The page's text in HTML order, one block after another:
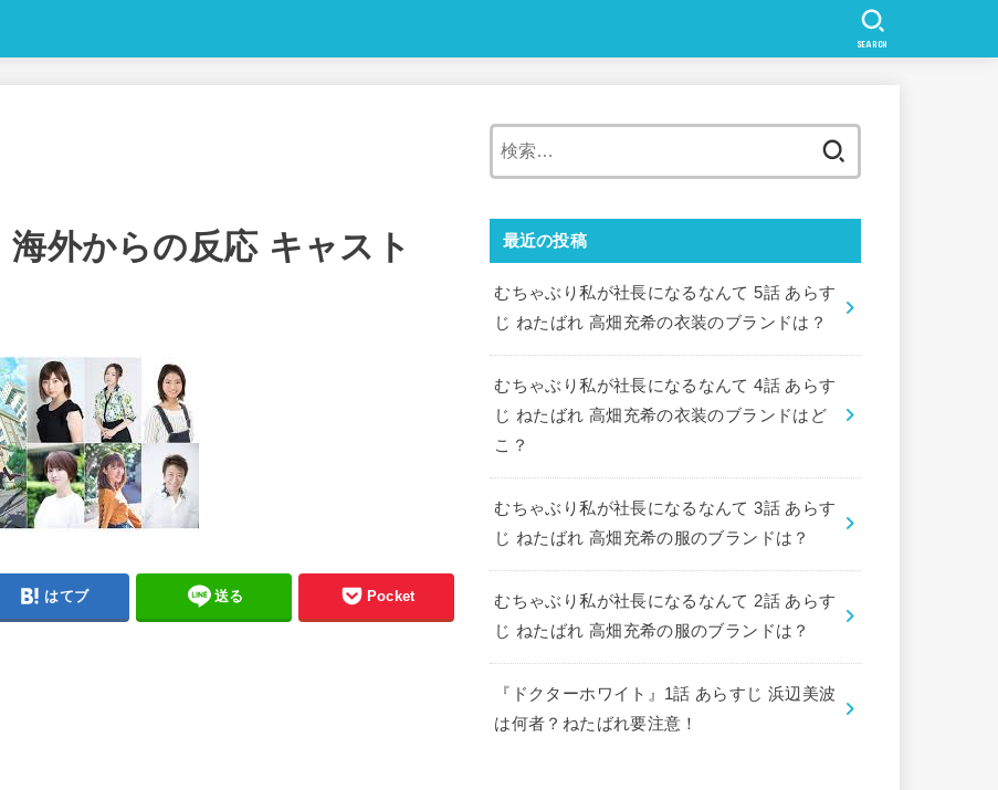
SEARCH
外からの反応 キャスト
はてブ 送る Pocket
最近の投稿
むちゃぶり私が社長になるなんて 5話 あらす
じ ねたばれ 高畑充希の衣装のブランドは？
むちゃぶり私が社長になるなんて 4話 あらす
じ ねたばれ 高畑充希の衣装のブランドはど
こ？
むちゃぶり私が社長になるなんて 3話 あらす
じ ねたばれ 高畑充希の服のブランドは？
むちゃぶり私が社長になるなんて 2話 あらす
じ ねたばれ 高畑充希の服のブランドは？
『ドクターホワイト』1話 あらすじ 浜辺美波
は何者？ねたばれ要注意！